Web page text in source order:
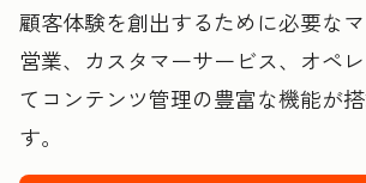
顧客体験を創出するために必要なマ
営業、カスタマーサービス、オペ
てコンテンツ管理の豊富な機能が
す。